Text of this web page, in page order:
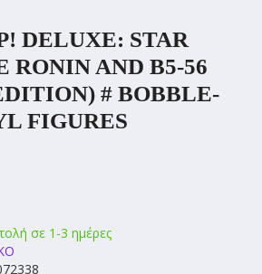
DELUXE: STAR
RONIN AND B5-56
# BOBBLE-
FIGURES
σε 1-3 ημέρες